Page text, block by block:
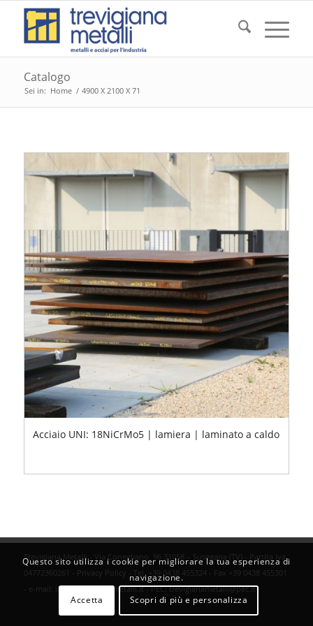
Catalogo
Sei in: Home / 4900 X 2100 X 71
Acciaio UNI: 18NiCrMo5 | lamiera | laminato a caldo
Trevigiana Metalli - Via Conegliano, 96 31058 – Susegana (TV) - Partita iva
04772360261 - Privacy Policy - Tel. +39 0438 455324 - Fax +39 0438 455301
- e-mail: info@trevigianametalli.it- PEC:trevigianametalli@pec.it
Questo sito utilizza i cookie per migliorare la tua esperienza di
navigazione.
Accetta
Scopri di più e personalizza